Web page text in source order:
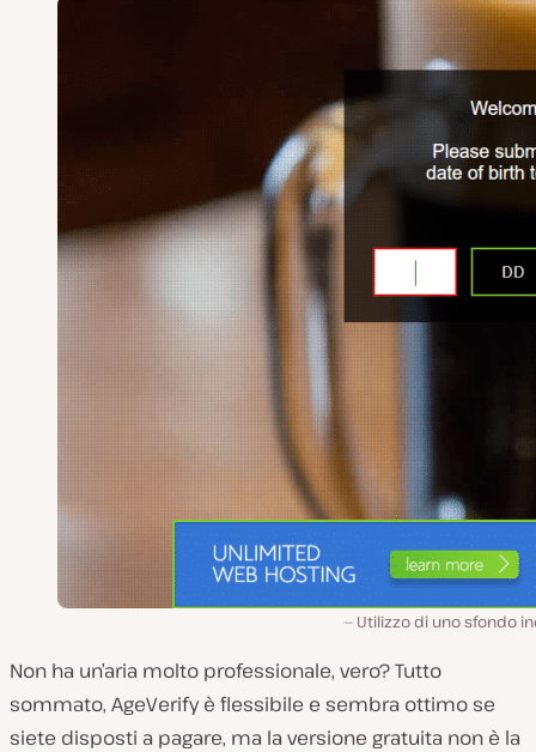
Utilizzo di uno sfondo
Non ha un’aria molto professionale, vero? Tutto
sommato, AgeVerify è flessibile e sembra ottimo se
siete disposti a pagare, ma la versione gratuita non è la